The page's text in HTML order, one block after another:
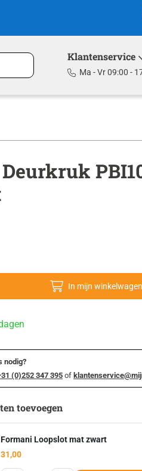
Klantenservice
Ma - Vr 09:00 -
In mijn winkelwagen
nodig?
(0)252 347 395of
toevoegen
Formani Loopslot mat zwart
31,00